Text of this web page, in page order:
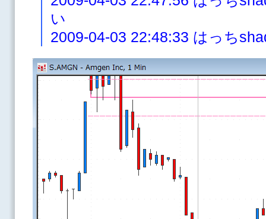
い
2009-04-03 22:48:33 はっち